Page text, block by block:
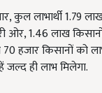
कुल लाभार्थी 1.79
1.46 लाख किसानों
हजार किसानों को
जल्द ही लाभ मिलेगा.